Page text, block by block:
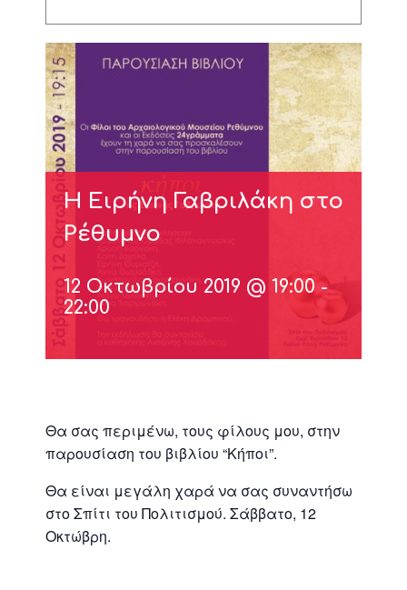
Η Ειρήνη Γαβριλάκη στο
Ρέθυμνο
12 Οκτωβρίου 2019 @ 19:00-
22:00
Θα σας περιμένω, τους φίλους μου, στην
παρουσίαση του βιβλίου “Κήποι”.
Θα είναι μεγάλη χαρά να σας συναντήσω
στο Σπίτι του Πολιτισμού. Σάββατο, 12
Οκτώβρη.